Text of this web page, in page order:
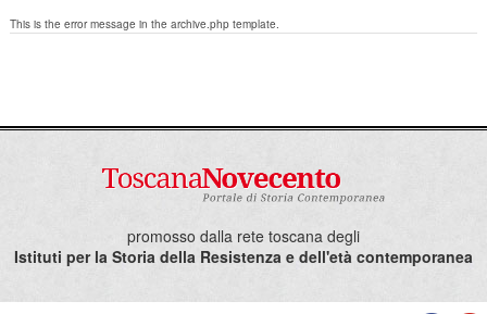
This is the error message in the archive.php template.
promosso dalla rete toscana degli
Istituti per la Storia della Resistenza e dell'età contemporanea